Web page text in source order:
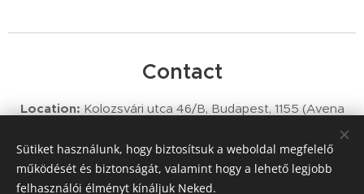
Contact
Location:Kolozsvári utca 46/B, Budapest, 1155 (Avena
Phone Number:+36 70 425 7907
Email Address:info@thetrainer.hu
Sütiket használunk, hogy biztosítsuk a weboldal megfelelő
működését és biztonságát, valamint hogy a lehető legjobb
felhasználói élményt kínáljuk Neked.